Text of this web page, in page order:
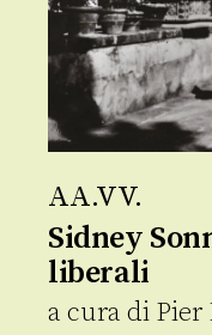
AA.VV.
Sidney
liberali
a cura di Pier